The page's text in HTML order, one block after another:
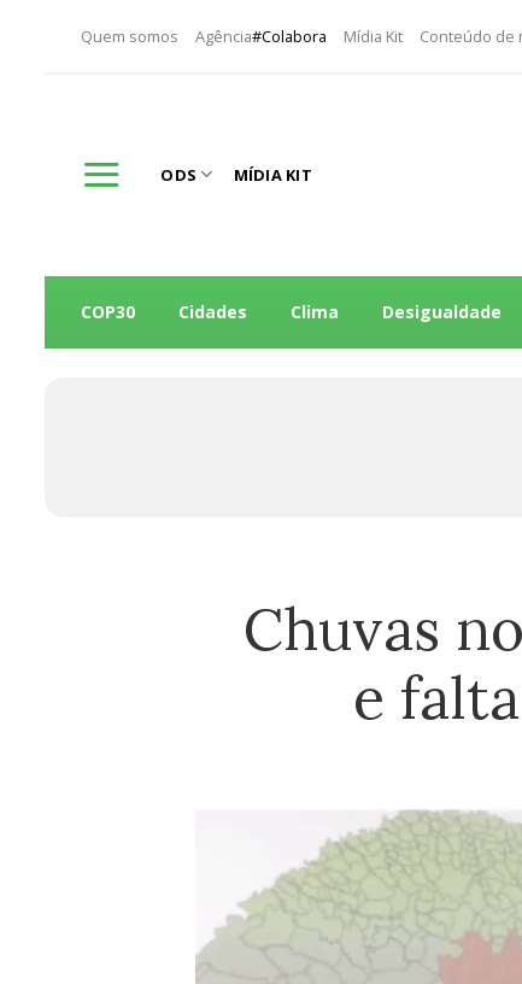
Quem somos Agência#Colabora Mídia Kit Conteúdo de
ODS MÍDIA KIT
COP30 Cidades Clima Desigualdade
Chuvas
e